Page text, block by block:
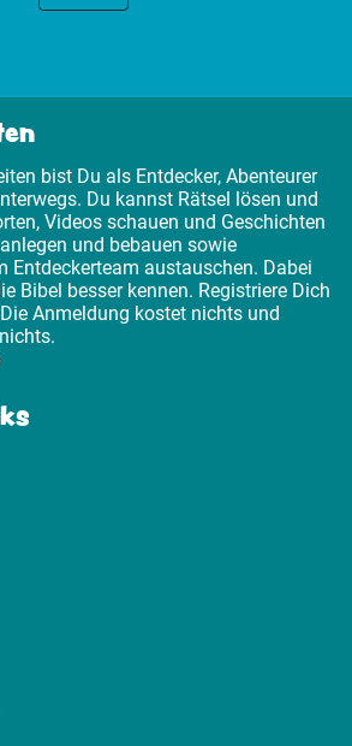
bist Du als Entdecker, Abenteurer
Du kannst Rätsel lösen und
Videos schauen und Geschichten
und bebauen sowie
Entdeckerteam austauschen. Dabei
Bibel besser kennen. Registriere Dich
Anmeldung kostet nichts und